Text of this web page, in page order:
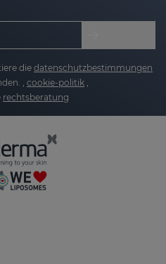
die datenschutzbestimmungen
, cookie-politik
rechtsberatung